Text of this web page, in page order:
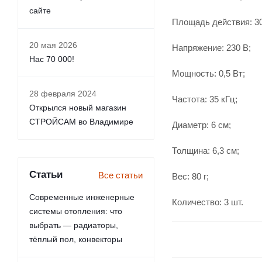
Площадь действия:
Напряжение: 230 В;
Мощность: 0,5 Вт;
Частота: 35 кГц;
Диаметр: 6 см;
Толщина: 6,3 см;
Вес: 80 г;
Количество: 3 шт.
сайте
20 мая 2026
Нас 70 000!
28 февраля 2024
Открылся новый магазин
СТРОЙСАМ во Владимире
Статьи Все статьи
Современные инженерные
системы отопления: что
выбрать — радиаторы,
тёплый пол, конвекторы